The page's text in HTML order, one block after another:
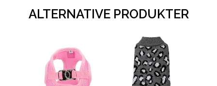
ALTERNATIVE PRODUKTER